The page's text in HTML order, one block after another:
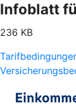
Infoblatt
236 KB